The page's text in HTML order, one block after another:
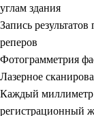
углам здания
Запись
реперов
Фотограмметрия
Лазерное
Каждый миллиметр
регистрационный